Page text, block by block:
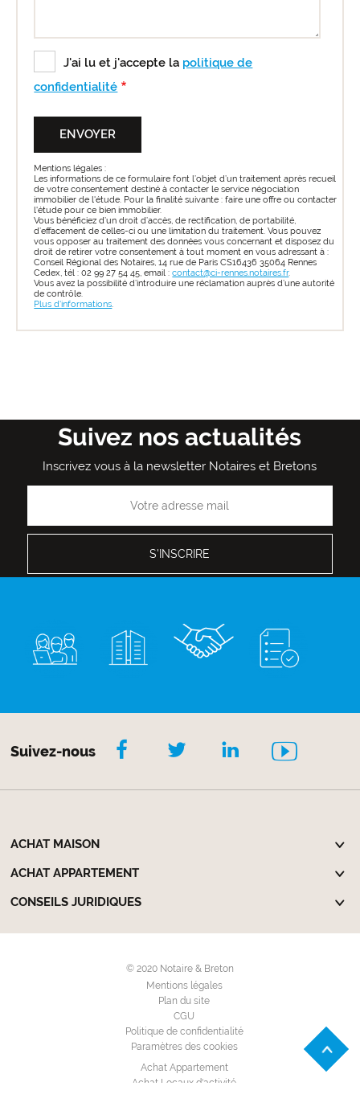
J'ai lu et j'accepte la politique de
confidentialité
Mentions légales :
Les informations de ce formulaire font l’objet d’un traitement après recueil
de votre consentement destiné à contacter le service négociation
immobilier de l'étude. Pour la finalité suivante : faire une offre ou contacter
l'étude pour ce bien immobilier.
Vous bénéficiez d’un droit d’accès, de rectification, de portabilité,
d’effacement de celles-ci ou une limitation du traitement. Vous pouvez
vous opposer au traitement des données vous concernant et disposez du
droit de retirer votre consentement à tout moment en vous adressant à :
Conseil Régional des Notaires, 14 rue de Paris CS16436 35064 Rennes
Cedex, tél : 02 99 27 54 45, email :contact@ci-rennes.notaires.fr.
Vous avez la possibilité d’introduire une réclamation auprès d’une autorité
de contrôle.
Plus d'informations
Suivez nos actualités
Inscrivez vous à la newsletter Notaires et Bretons
Suivez-nous
ACHAT MAISON
ACHAT APPARTEMENT
CONSEILS JURIDIQUES
© 2020 Notaire & Breton
Mentions légales
Plan du site
CGU
Politique de confidentialité
Paramètres des cookies
Achat Appartement
Achat Locaux d'activité